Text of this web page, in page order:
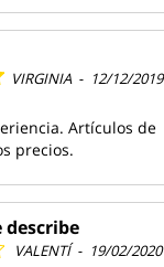
VIRGINIA - 12/12/2019
Artículos de
precios.
describe
VALENTÍ - 19/02/2020